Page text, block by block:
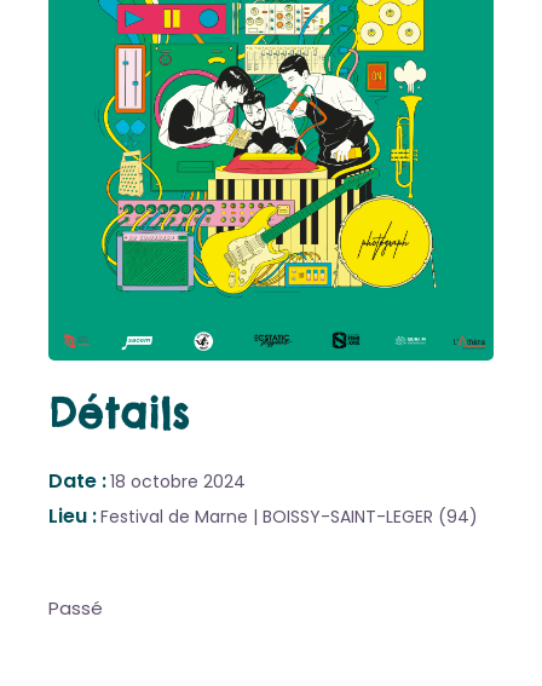
Détails
Date 18 octobre 2024
Lieu Festival de Marne | BOISSY-SAINT-LEGER (94)
Passé